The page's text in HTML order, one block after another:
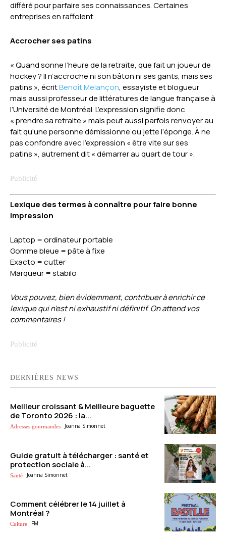
différé pour parfaire ses connaissances. Certaines
entreprises en raffolent.
Accrocher ses patins
« Quand sonne l’heure de la retraite, que fait un joueur de
hockey ? Il n’accroche ni son bâton ni ses gants, mais ses
patins », écritBenoît Melançon, essayiste et blogueur
mais aussi professeur de littératures de langue française à
l’Université de Montréal. L’expression signifie donc
« prendre sa retraite » mais peut aussi parfois renvoyer au
fait qu’une personne démissionne ou jette l’éponge. À ne
pas confondre avec l’expression « être vite sur ses
patins », autrement dit « démarrer au quart de tour ».
Lexique des termes à connaître pour faire bonne
impression
Laptop = ordinateur portable
Gomme bleue = pâte à fixe
Exacto = cutter
Marqueur = stabilo
Vous pouvez, bien évidemment, contribuer à enrichir ce
lexique qui n’est ni exhaustif ni définitif. On attend vos
commentaires !
DERNIÈRES NEWS
Meilleur croissant & Meilleure baguette
de Toronto 2026 : la...
Adresses gourmandes Joanna Simonnet
Guide gratuit à télécharger : santé et
protection sociale à...
Santé Joanna Simonnet
Comment célébrer le 14 juillet à
Montréal ?
Culture FM